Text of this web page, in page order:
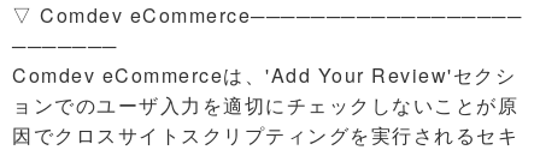
▽ Comdev eCommerce──────────────────
───────
Comdev eCommerceは、'Add Your Review'セクシ
ョンでのユーザ入力を適切にチェックしないことが原
因でクロスサイトスクリプティングを実行されるセキ